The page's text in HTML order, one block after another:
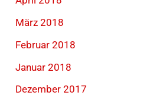
März 2018
Februar 2018
Januar 2018
Dezember 2017